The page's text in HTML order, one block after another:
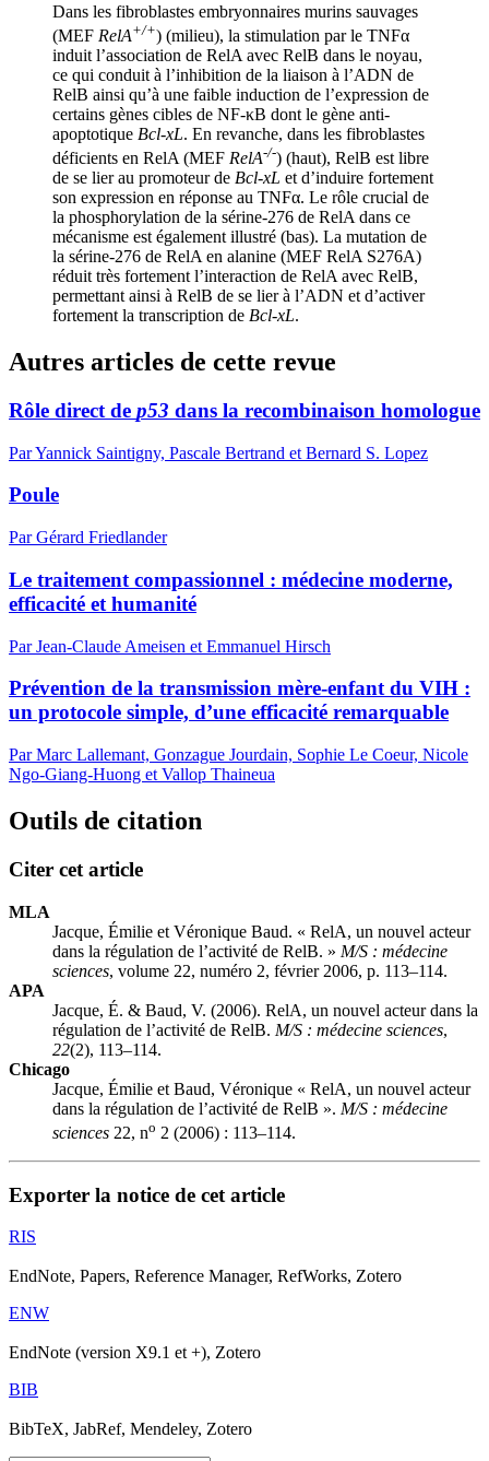
Dans les fibroblastes embryonnaires murins sauvages
(MEF RelA+/+) (milieu), la stimulation par le TNFα
induit l’association de RelA avec RelB dans le noyau,
ce qui conduit à l’inhibition de la liaison à l’ADN de
RelB ainsi qu’à une faible induction de l’expression de
certains gènes cibles de NF-κB dont le gène anti-
apoptotique Bcl-xL. En revanche, dans les fibroblastes
déficients en RelA (MEF RelA-/-) (haut), RelB est libre
de se lier au promoteur de Bcl-xL et d’induire fortement
son expression en réponse au TNFα. Le rôle crucial de
la phosphorylation de la sérine-276 de RelA dans ce
mécanisme est également illustré (bas). La mutation de
la sérine-276 de RelA en alanine (MEF RelA S276A)
réduit très fortement l’interaction de RelA avec RelB,
permettant ainsi à RelB de se lier à l’ADN et d’activer
fortement la transcription de Bcl-xL.
Autres articles de cette revue
Rôle direct de p53 dans la recombinaison homologue
Par Yannick Saintigny, Pascale Bertrand et Bernard S. Lopez
Poule
Par Gérard Friedlander
Le traitement compassionnel : médecine moderne,
efficacité et humanité
Par Jean-Claude Ameisen et Emmanuel Hirsch
Prévention de la transmission mère-enfant du VIH :
un protocole simple, d’une efficacité remarquable
Par Marc Lallemant, Gonzague Jourdain, Sophie Le Coeur, Nicole
Ngo-Giang-Huong et Vallop Thaineua
Outils de citation
Citer cet article
MLA
Jacque, Émilie et Véronique Baud. « RelA, un nouvel acteur
dans la régulation de l’activité de RelB. » M/S : médecine
sciences, volume 22, numéro 2, février 2006, p. 113–114.
APA
Jacque, É. & Baud, V. (2006). RelA, un nouvel acteur dans la
régulation de l’activité de RelB. M/S : médecine sciences,
22(2), 113–114.
Chicago
Jacque, Émilie et Baud, Véronique « RelA, un nouvel acteur
dans la régulation de l’activité de RelB ». M/S : médecine
sciences 22, no 2 (2006) : 113–114.
Exporter la notice de cet article
RIS
EndNote, Papers, Reference Manager, RefWorks, Zotero
ENW
EndNote (version X9.1 et +), Zotero
BIB
BibTeX, JabRef, Mendeley, Zotero